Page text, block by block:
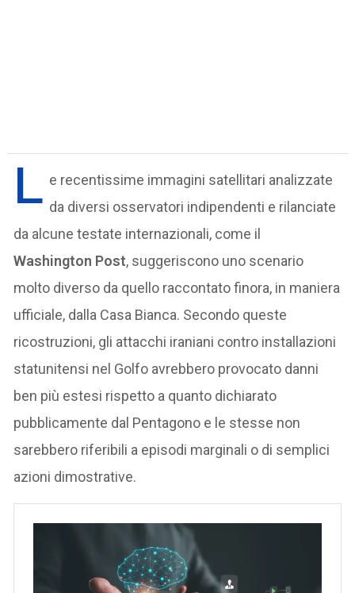
L e recentissime immagini satellitari analizzate
da diversi osservatori indipendenti e rilanciate
da alcune testate internazionali, come il
Washington Post, suggeriscono uno scenario
molto diverso da quello raccontato finora, in maniera
ufficiale, dalla Casa Bianca. Secondo queste
ricostruzioni, gli attacchi iraniani contro installazioni
statunitensi nel Golfo avrebbero provocato danni
ben più estesi rispetto a quanto dichiarato
pubblicamente dal Pentagono e le stesse non
sarebbero riferibili a episodi marginali o di semplici
azioni dimostrative.